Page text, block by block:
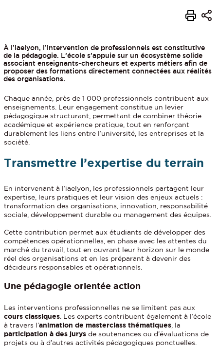
À l’iaelyon, l’intervention de professionnels est constitutive
de la pédagogie. L’école s’appuie sur un écosystème solide
associant enseignants-chercheurs et experts métiers afin de
proposer des formations directement connectées aux réalités
des organisations.
Chaque année, près de 1 000 professionnels contribuent aux
enseignements. Leur engagement constitue un levier
pédagogique structurant, permettant de combiner théorie
académique et expérience pratique, tout en renforçant
durablement les liens entre l’université, les entreprises et la
société.
Transmettre l’expertise du terrain
En intervenant à l’iaelyon, les professionnels partagent leur
expertise, leurs pratiques et leur vision des enjeux actuels :
transformation des organisations, innovation, responsabilité
sociale, développement durable ou management des équipes.
Cette contribution permet aux étudiants de développer des
compétences opérationnelles, en phase avec les attentes du
marché du travail, tout en ouvrant leur horizon sur le monde
réel des organisations et en les préparant à devenir des
décideurs responsables et opérationnels.
Une pédagogie orientée action
Les interventions professionnelles ne se limitent pas aux
cours classiques . Les experts contribuent également à l’école
à travers l’animation de masterclass thématiques , la
participation à des jurysde soutenances ou d’évaluations de
projets ou à d’autres activités pédagogiques ponctuelles.